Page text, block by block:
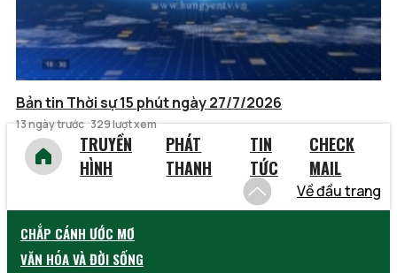
Bản tin Thời sự 15 phút ngày 27/7/2026
13 ngày trước 329 lượt xem
TRUYỀN
HÌNH
PHÁT
THANH
TIN
TỨC
CHECK
MAIL
Về đầu trang
CHẮP CÁNH ƯỚC MƠ
VĂN HÓA VÀ ĐỜI SỐNG